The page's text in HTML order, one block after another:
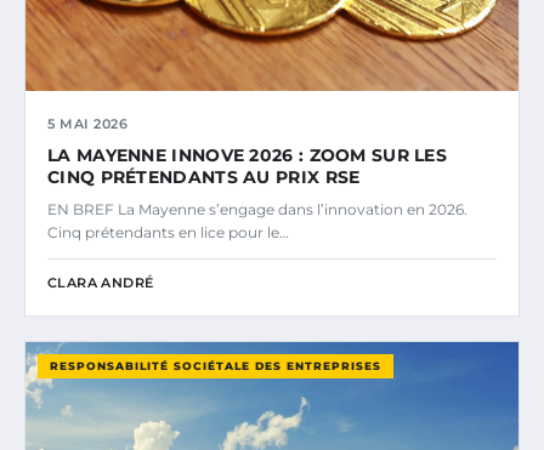
5 MAI 2026
LA MAYENNE INNOVE 2026 : ZOOM SUR LES
CINQ PRÉTENDANTS AU PRIX RSE
EN BREF La Mayenne s’engage dans l’innovation en 2026.
Cinq prétendants en lice pour le…
CLARA ANDRÉ
RESPONSABILITÉ SOCIÉTALE DES ENTREPRISES